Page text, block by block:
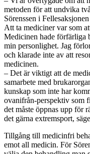
metoden för att undvika
Sörenssen i
Att ta mediciner var som
Medicinen hade förfärliga
min personlighet. Jag
och klarade inte av att
medicinen.
– Det är viktigt att de
samarbete med
kunskap som inte har
ovanifrån-perspektiv som
det måste öppnas upp för
det gärna extremsport,
Tillgång till medicinfri
emot all medicin. För